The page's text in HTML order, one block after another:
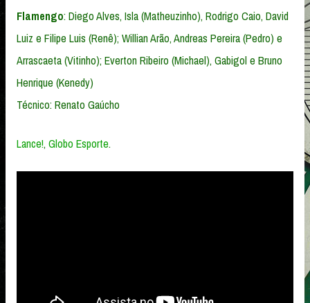
Flamengo: Diego Alves, Isla (Matheuzinho), Rodrigo Caio, David
Luiz e Filipe Luis (Renê); Willian Arão, Andreas Pereira (Pedro) e
Arrascaeta (Vitinho); Everton Ribeiro (Michael), Gabigol e Bruno
Henrique (Kenedy)
Técnico: Renato Gaúcho
Lance!, Globo Esporte.